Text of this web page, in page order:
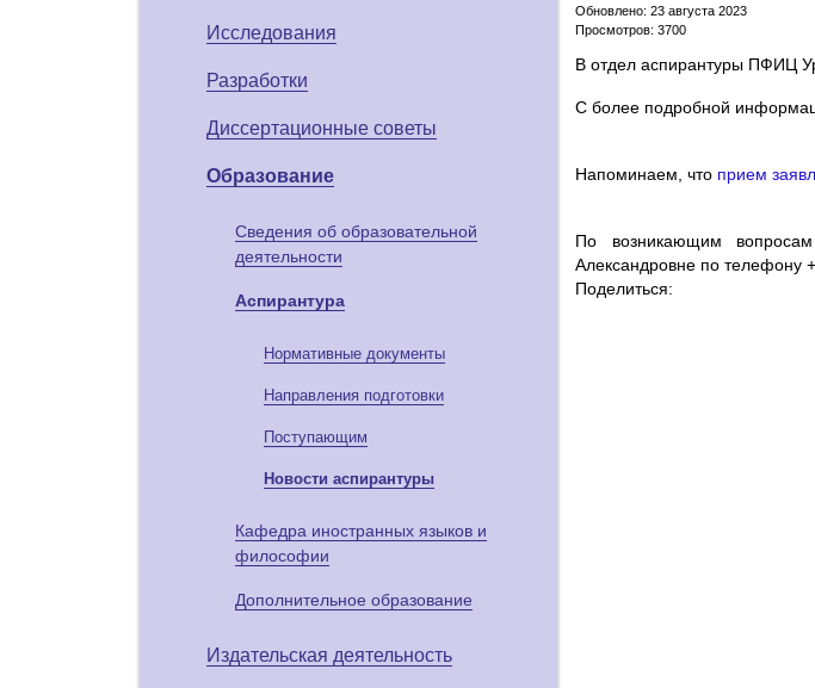
Исследования
Разработки
Диссертационные советы
Образование
Сведения об образовательной
деятельности
Аспирантура
Нормативные документы
Направления подготовки
Поступающим
Новости аспирантуры
Кафедра иностранных языков и
философии
Дополнительное образование
Издательская деятельность
Обновлено: 23 августа 2023
Просмотров: 3700
В отдел аспирантуры ПФИЦ
C более подробной
Напоминаем, что прием
По возникающим
Александровне по телефону
Поделиться: